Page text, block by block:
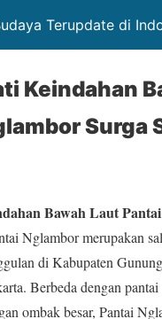
Terupdate di
Keindahan
Surga
Bawah Laut
Nglambor merupakan
di Kabupaten
Berbeda dengan pantai
ombak besar, Pantai